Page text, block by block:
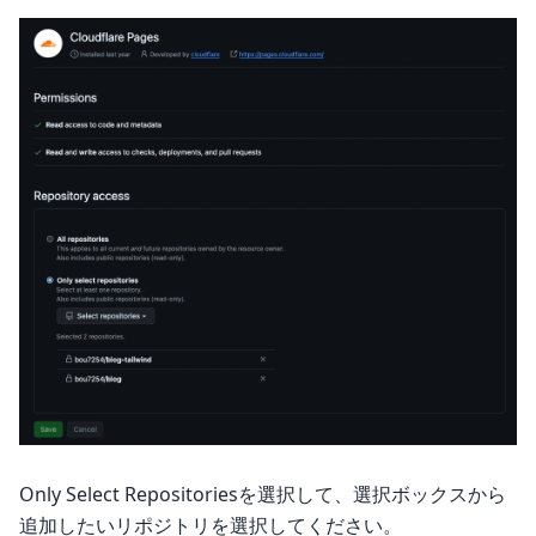
Only Select Repositoriesを選択して、選択ボックスから
追加したいリポジトリを選択してください。